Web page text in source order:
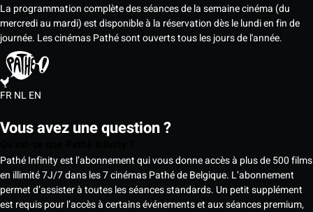
La programmation complète des séances de la semaine cinéma (du
mercredi au mardi) est disponible à la réservation dès le lundi en fin de
journée. Les cinémas Pathé sont ouverts tous les jours de l'année.
FRNLEN
Vous avez une question ?
Pathé Infinity est l’abonnement qui vous donne accès à plus de 500 films
en illimité 7J/7 dans les 7 cinémas Pathé de Belgique. L’abonnement
permet d’assister à toutes les séances standards. Un petit supplément
est requis pour l’accès à certains événements et aux séances premium,